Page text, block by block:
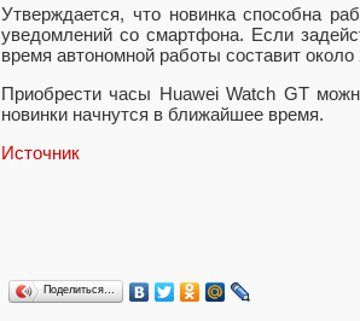
Утверждается, что новинка способна
уведомлений со смартфона. Если
время автономной работы составит около
Приобрести часы Huawei Watch GT
новинки начнутся в ближайшее время.
Источник
Поделиться…